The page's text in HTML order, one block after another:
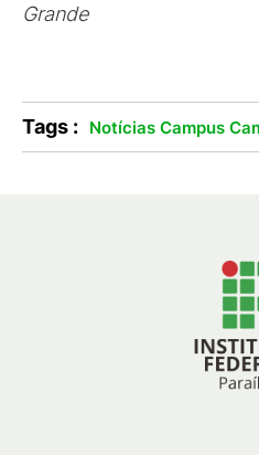
Grande
Tags : Notícias Campus